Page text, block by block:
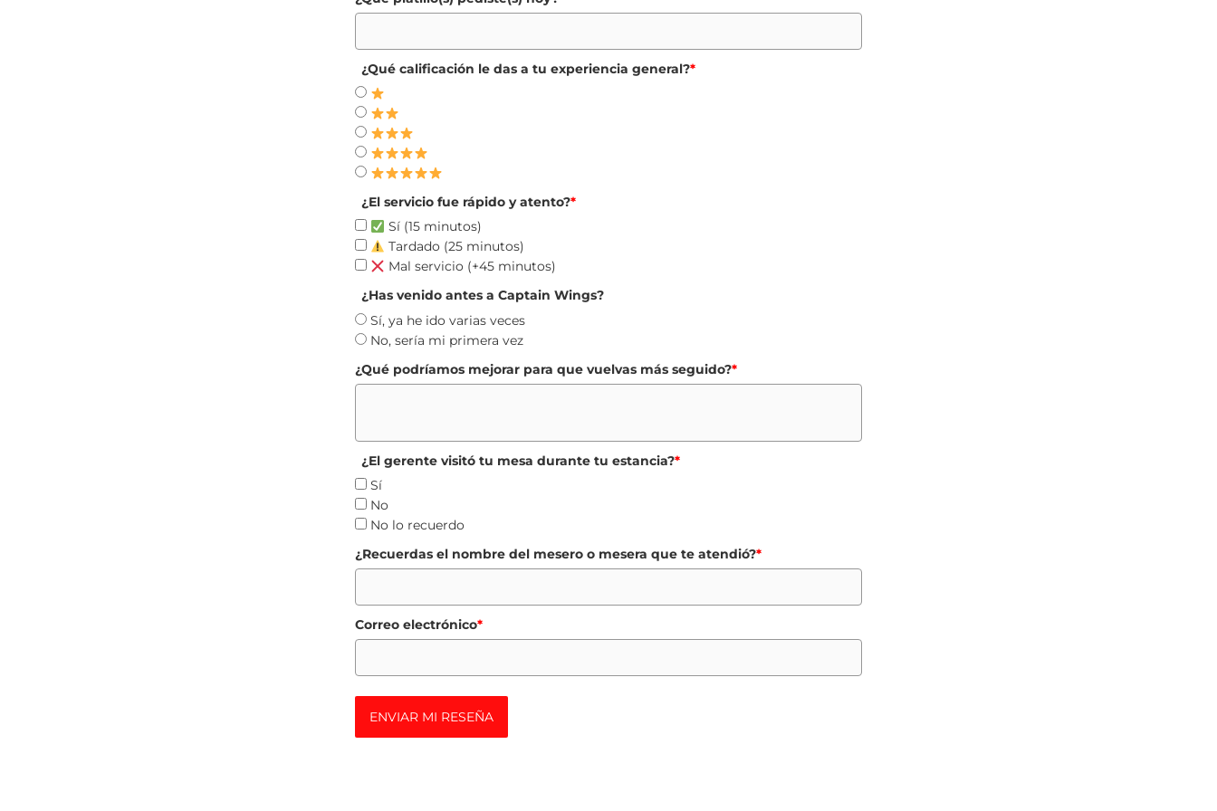
¿Qué calificación le das a tu experiencia general?*
¿El servicio fue rápido y atento?*
Sí (15 minutos)
Tardado (25 minutos)
Mal servicio (+45 minutos)
¿Has venido antes a Captain Wings?
Sí, ya he ido varias veces
No, sería mi primera vez
¿Qué podríamos mejorar para que vuelvas más seguido?*
¿El gerente visitó tu mesa durante tu estancia?*
Sí
No
No lo recuerdo
¿Recuerdas el nombre del mesero o mesera que te atendió?*
Correo electrónico*
ENVIAR MI RESEÑA